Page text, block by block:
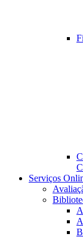
Serviços